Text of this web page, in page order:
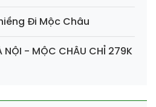
Đi Mộc Châu
NỘI - MỘC CHÂU CHỈ 279K